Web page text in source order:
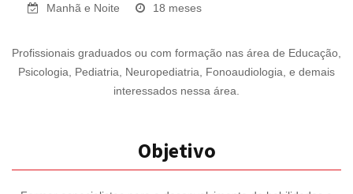
Manhã e Noite
18 meses
Profissionais graduados ou com formação nas área de Educação,
Psicologia, Pediatria, Neuropediatria, Fonoaudiologia, e demais
interessados nessa área.
Objetivo